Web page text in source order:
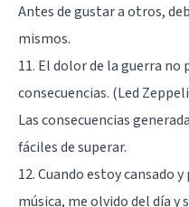
Antes de gustar a otros,
mismos.
11. El dolor de la guerra no
consecuencias. (Led
Las consecuencias
fáciles de superar.
12. Cuando estoy cansado
música, me olvido del día y